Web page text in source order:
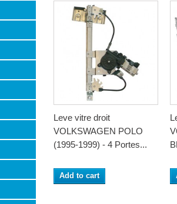
Leve vitre droit
VOLKSWAGEN POLO
(1995-1999) - 4 Portes...
Add to cart